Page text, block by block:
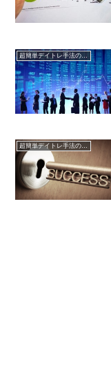
超簡単デイトレ手法の成績